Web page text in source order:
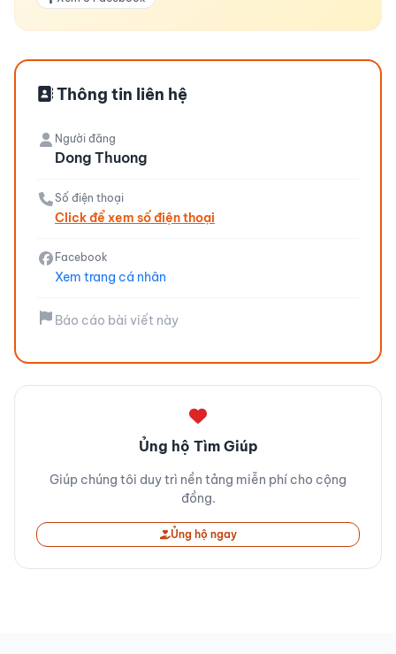
Thông tin liên hệ
Người đăng
Dong Thuong
Số điện thoại
Click để xem số điện thoại
Facebook
Xem trang cá nhân
Báo cáo bài viết này
Ủng hộ Tìm Giúp
Giúp chúng tôi duy trì nền tảng miễn phí cho cộng
đồng.
Ủng hộ ngay